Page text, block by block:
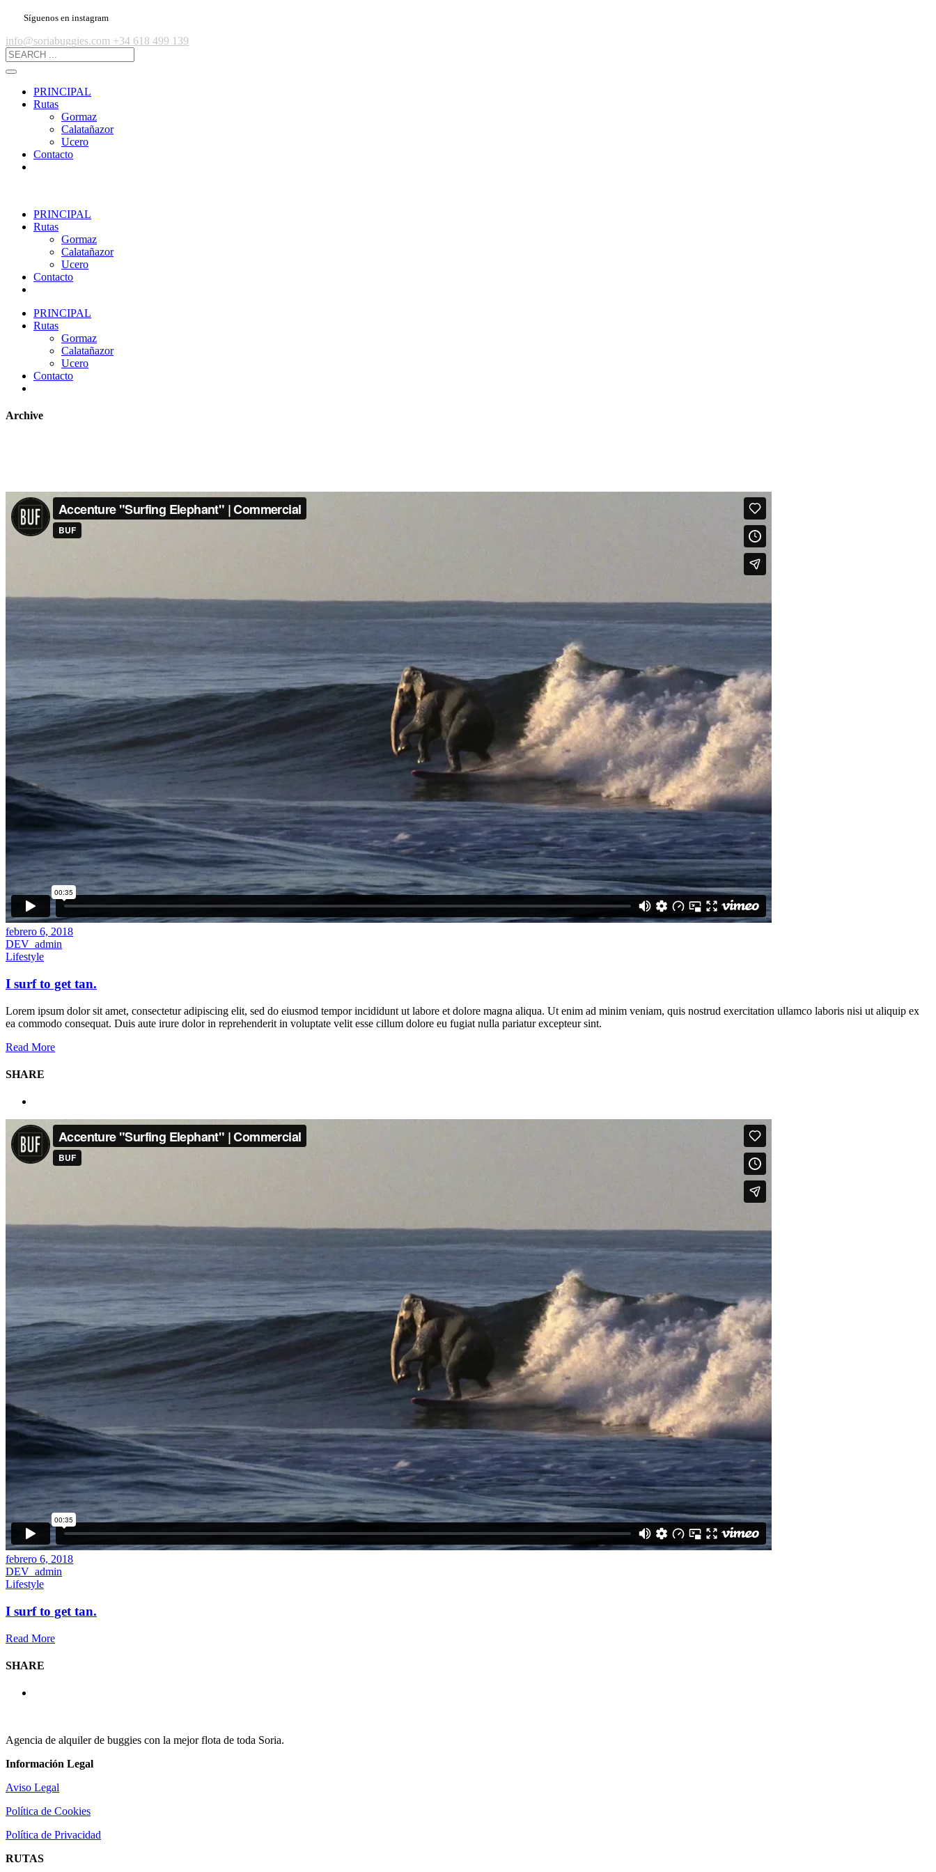
Síguenos en instagram
info@soriabuggies.com +34 618 499 139
PRINCIPAL
Rutas
Gormaz
Calatañazor
Ucero
Contacto
PRINCIPAL
Rutas
Gormaz
Calatañazor
Ucero
Contacto
PRINCIPAL
Rutas
Gormaz
Calatañazor
Ucero
Contacto
Archive
febrero 6, 2018
DEV_admin
Lifestyle
I surf to get tan.
Lorem ipsum dolor sit amet, consectetur adipiscing elit, sed do eiusmod tempor incididunt ut labore et dolore magna aliqua. Ut enim ad minim veniam, quis nostrud exercitation ullamco laboris nisi ut aliquip ex
ea commodo consequat. Duis aute irure dolor in reprehenderit in voluptate velit esse cillum dolore eu fugiat nulla pariatur excepteur sint.
Read More
SHARE
febrero 6, 2018
DEV_admin
Lifestyle
I surf to get tan.
Read More
SHARE
Agencia de alquiler de buggies con la mejor flota de toda Soria.
Información Legal
Aviso Legal
Política de Cookies
Política de Privacidad
RUTAS